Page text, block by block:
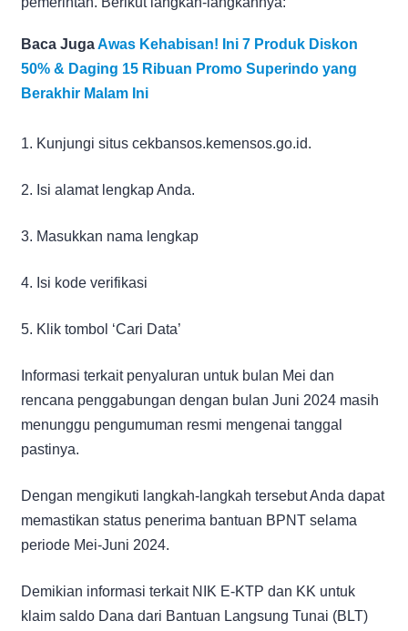
Baca JugaAwas Kehabisan! Ini 7 Produk Diskon
50% & Daging 15 Ribuan Promo Superindo yang
Berakhir Malam Ini
1. Kunjungi situs cekbansos.kemensos.go.id.
2. Isi alamat lengkap Anda.
3. Masukkan nama lengkap
4. Isi kode verifikasi
5. Klik tombol ‘Cari Data’
Informasi terkait penyaluran untuk bulan Mei dan
rencana penggabungan dengan bulan Juni 2024 masih
menunggu pengumuman resmi mengenai tanggal
pastinya.
Dengan mengikuti langkah-langkah tersebut Anda dapat
memastikan status penerima bantuan BPNT selama
periode Mei-Juni 2024.
Demikian informasi terkait NIK E-KTP dan KK untuk
klaim saldo Dana dari Bantuan Langsung Tunai (BLT)